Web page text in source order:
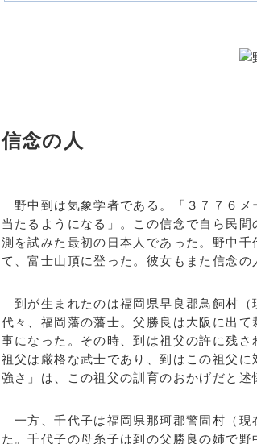
信念の人
野中到は気象学者である。「３７７６メ
当たるようになる」。この信念で自ら民
測を試みた最初の日本人であった。野中
て、富士山頂に登った。彼女もまた信念の
到が生まれたのは福岡県早良郡鳥飼村（
代々、福岡藩の藩士。父勝良は大阪に出
事になった。その時、到は祖父の許に残
祖父は厳格な武士であり、到はこの祖父
強さ」は、この祖父の訓育のおかげだと述
一方、千代子は福岡県那珂郡警固村（現
た。千代子の母糸子は到の父勝良の姉で